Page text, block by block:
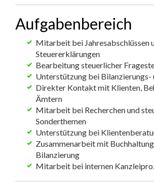
Aufgabenbereich
Mitarbeit bei Jahresabschlüssen
Steuererklärungen
Bearbeitung steuerlicher
Unterstützung bei Bilanzierungs-
Direkter Kontakt mit Klienten,
Ämtern
Mitarbeit bei Recherchen und
Sonderthemen
Unterstützung bei
Zusammenarbeit mit
Bilanzierung
Mitarbeit bei internen